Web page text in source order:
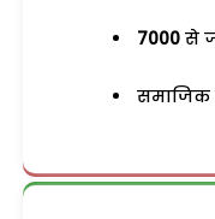
7000 से